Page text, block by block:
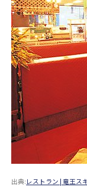
出典: レストラン | 竜王